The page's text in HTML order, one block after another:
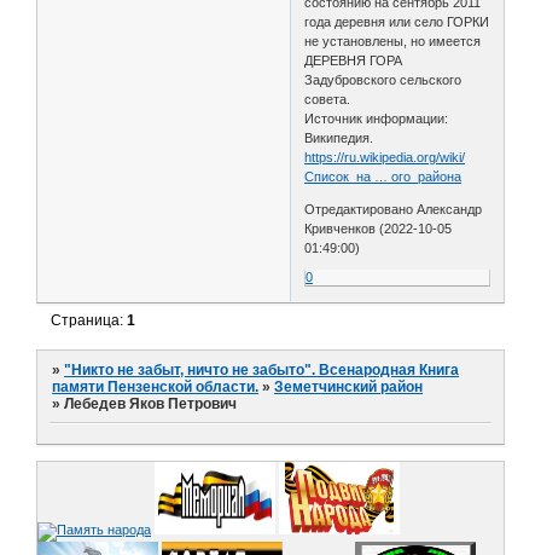
года деревня или село ГОРКИ
не установлены, но имеется
ДЕРЕВНЯ ГОРА
Задубровского сельского
совета.
Источник информации:
Википедия.
https://ru.wikipedia.org/wiki/
Список_на … ого_района
Отредактировано Александр
Кривченков (2022-10-05
01:49:00)
0
Страница:1
»"Никто не забыт, ничто не забыто". Всенародная Книга
памяти Пензенской области. »Земетчинский район
»Лебедев Яков Петрович